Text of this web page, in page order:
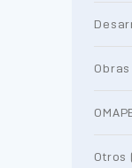
Otros